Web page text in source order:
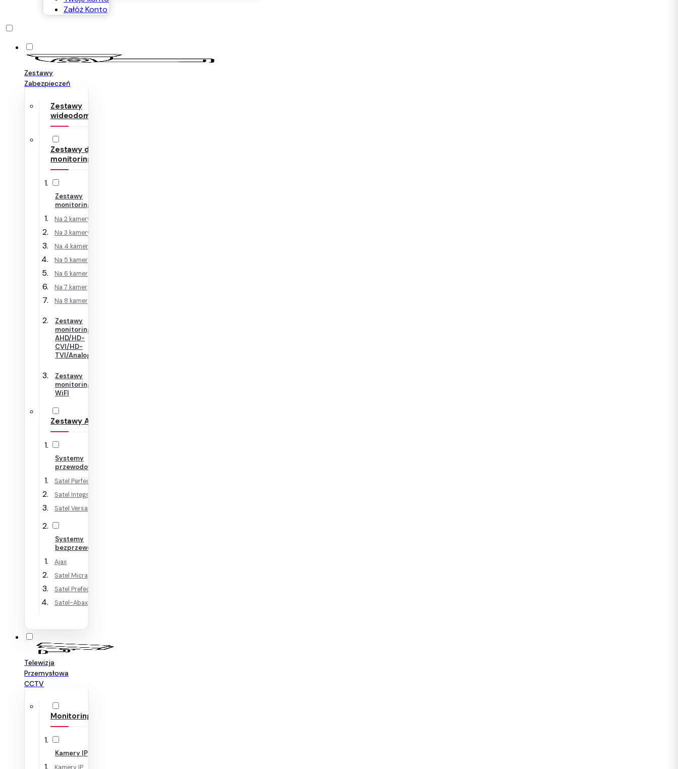
Załóż Konto
Zestawy
Zabezpieczeń
Zestawy
wideodomofonów
Zestawy do
monitoringu
Zestawy
monitoringu IP
Na 2 kamery
Na 3 kamery
Na 4 kamery
Na 5 kamer
Na 6 kamer
Na 7 kamer
Na 8 kamer
Zestawy
monitoringu
AHD/HD-
CVI/HD-
TVI/Analog
Zestawy
monitoringu
WiFI
Zestawy Alarmowe
Systemy
przewodowe
Satel Perfecta
Satel Integra
Satel Versa
Systemy
bezprzewodowe
Ajax
Satel Micra
Satel Prefecta WRL
Satel-Abax
Telewizja
Przemysłowa
CCTV
Monitoring IP
Kamery IP